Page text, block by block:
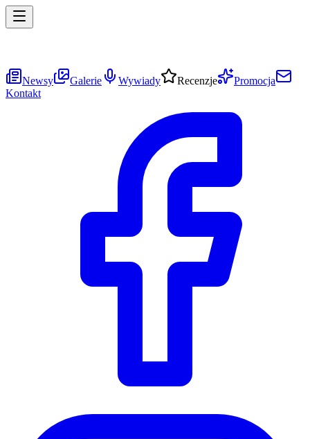
Newsy Galerie Wywiady Recenzje
Promocja
Kontakt